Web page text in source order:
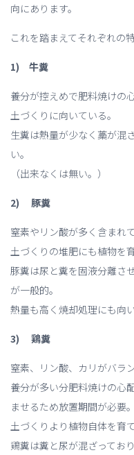
向にあります。
これを踏まえてそれぞれの
1) 牛糞
養分が控えめで肥料焼けの
土づくりに向いている。
生糞は熱量が少なく藁が混
い。
（出来なくは無い。）
2) 豚糞
窒素やリン酸が多く含まれ
土づくりの堆肥にも植物を
豚糞は尿と糞を固液分離さ
が一般的。
熱量も高く焼却処理にも向
3) 鶏糞
窒素、リン酸、カリがバラ
養分が多い分肥料焼けの心
ませるため放置期間が必要。
土づくりより植物自体を育
鶏糞は糞と尿が混ざってお